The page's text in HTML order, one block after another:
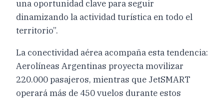
una oportunidad clave para seguir
dinamizando la actividad turística en todo el
territorio”.
La conectividad aérea acompaña esta tendencia:
Aerolíneas Argentinas proyecta movilizar
220.000 pasajeros, mientras que JetSMART
operará más de 450 vuelos durante estos